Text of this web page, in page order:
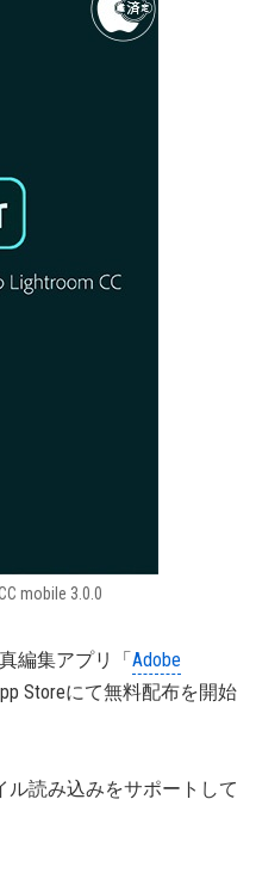
mobile 3.0.0
編集アプリ「Adobe
Storeにて無料配布を開始
ル読み込みをサポートして